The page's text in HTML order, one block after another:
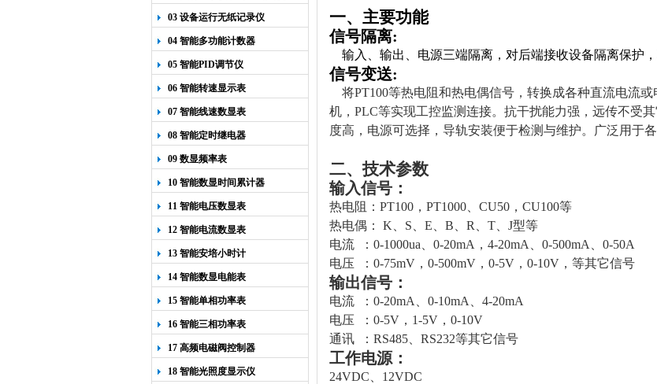
宇科泰吉
03 设备运行无纸记录仪
04 智能多功能计数器
05 智能PID调节仪
06 智能转速显示表
07 智能线速数显表
08 智能定时继电器
09 数显频率表
10 智能数显时间累计器
11 智能电压数显表
12 智能电流数显表
13 智能安培小时计
14 智能数显电能表
15 智能单相功率表
16 智能三相功率表
17 高频电磁阀控制器
18 智能光照度显示仪
一、主要功能
信号隔离:
输入、输出、电源三端隔离，对后端接收设备隔离保护，
信号变送:
将PT100等热电阻和热电偶信号，转换成各种直流电流
机，PLC等实现工控监测连接。 抗干扰能力强，远传不受
度高，电源可选择，导轨安装便于检测与维护。广泛用于
二、技术参数
输入信号：
热电阻： PT100，PT1000、 CU50，CU100等
热电偶：
K、S、E、B、R、T、J型等
电流 ：0-1000ua、0-20mA，4-20mA、0-500mA、0-50A
电压 ：0-75mV，0-500mV，0-5V，0-10V， 等其它信号
输出信号：
电流 ： 0-20mA 0-10mA
4-20mA
电压 ：0-5V，1-5V，0-10V
通讯 ：RS485、RS232等其它信号
工作电源：
24VDC、12VDC